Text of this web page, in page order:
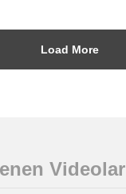
Load More
Videolar